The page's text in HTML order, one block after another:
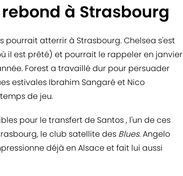
à Strasbourg
pourrait atterrir à Strasbourg. Chelsea s'est
il est prêté) et pourrait le rappeler en janvier
Forest a travaillé dur pour persuader
estivales Ibrahim Sangaré et Nico
de jeu.
pour le transfert de Santos , l'un de ces
le club satellite des Blues. Angelo
déjà en Alsace et fait lui aussi